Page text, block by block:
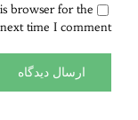
browser for the
next time I comment.